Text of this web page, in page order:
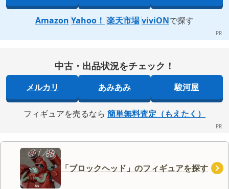
Amazon Yahoo！ 楽天市場 viviONで探す
中古・出品状況をチェック！
メルカリ あみあみ 駿河屋
フィギュアを売るなら 簡単無料査定（もえたく）
「ブロックヘッド」のフィギュアを探す